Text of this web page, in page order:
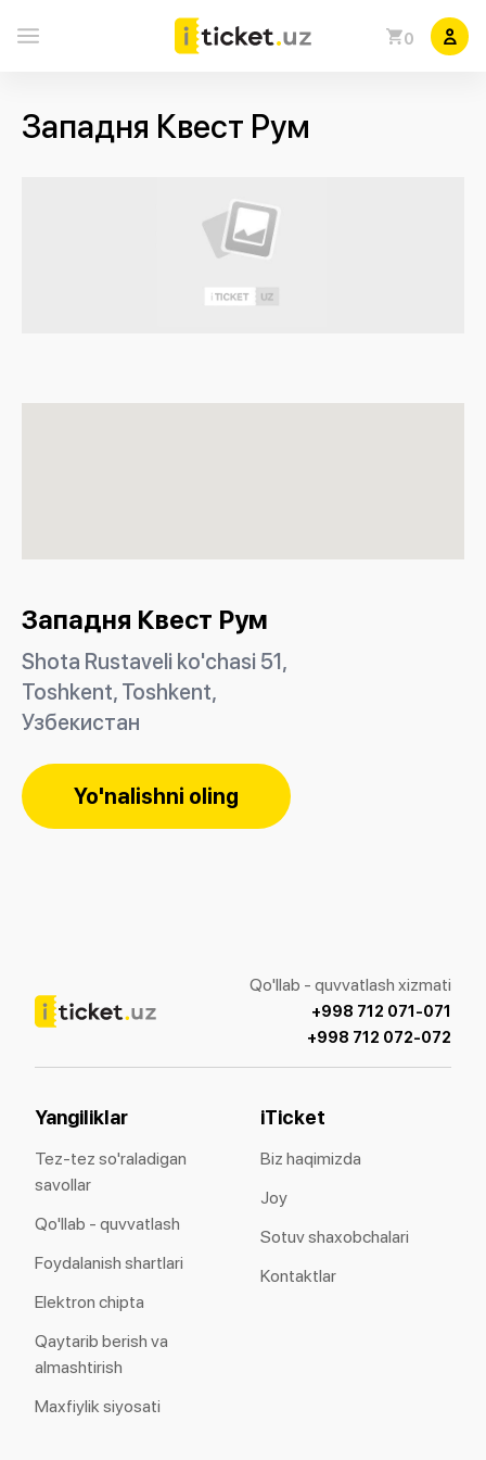
0
Западня Квест Рум
Западня Квест Рум
Shota Rustaveli ko'chasi 51,
Тоshkent, Toshkent,
Узбекистан
Yo'nalishni oling
Qo'llab - quvvatlash xizmati
+998 712 071-071
+998 712 072-072
Yangiliklar
Tez-tez so'raladigan
savollar
Qo'llab - quvvatlash
Foydalanish shartlari
Elektron chipta
Qaytarib berish va
almashtirish
Maxfiylik siyosati
iTicket
Biz haqimizda
Joy
Sotuv shaxobchalari
Kontaktlar